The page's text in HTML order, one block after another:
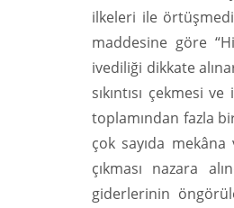
ilkeleri ile
maddesine göre
ivediliği dikkate
sıkıntısı çekmesi
toplamından fazla
çok sayıda
çıkması nazara
giderlerinin